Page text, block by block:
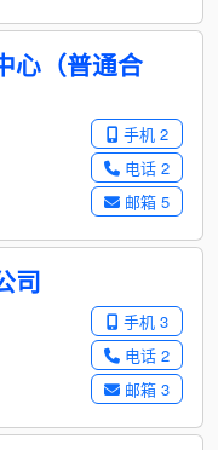
心（普通合
手机 2
电话 2
邮箱 5
司
手机 3
电话 2
邮箱 3